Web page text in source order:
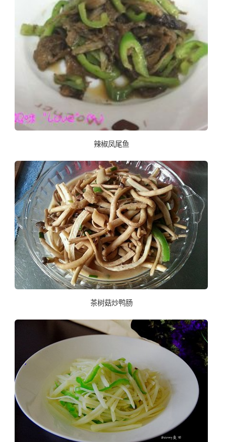
辣椒凤尾鱼
茶树菇炒鸭肠